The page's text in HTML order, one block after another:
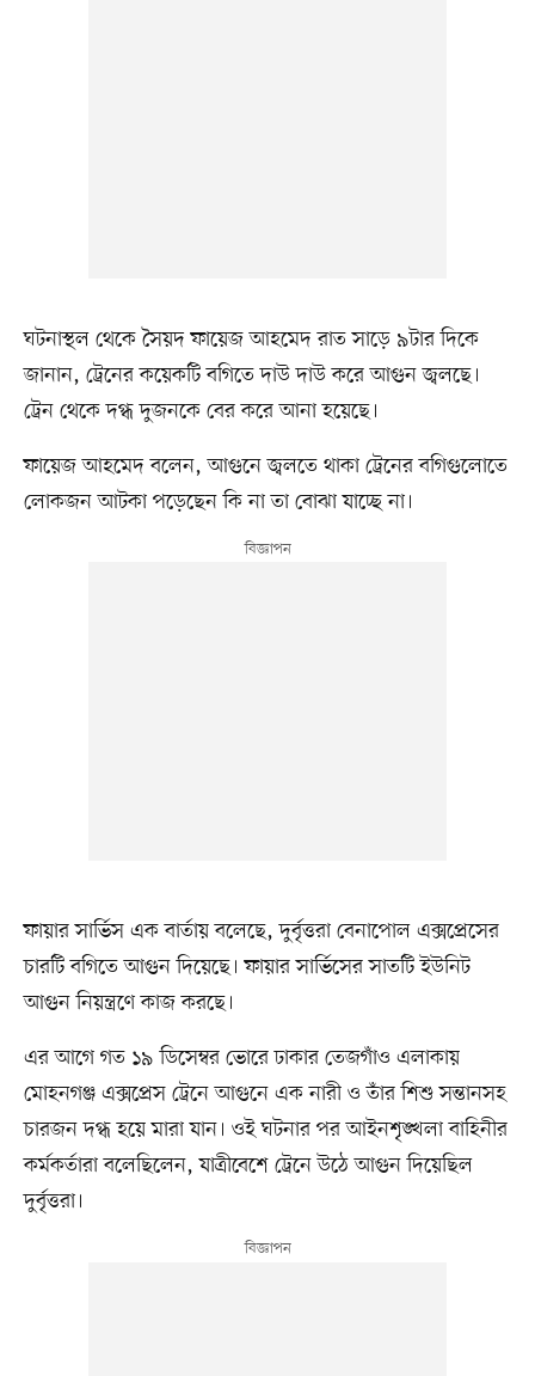
ঘটনাস্থল থেকে সৈয়দ ফায়েজ আহমেদ রাত সাড়ে ৯টার দিকে
জানান, ট্রেনের কয়েকটি বগিতে দাউ দাউ করে আগুন জ্বলছে।
ট্রেন থেকে দগ্ধ দুজনকে বের করে আনা হয়েছে।
ফায়েজ আহমেদ বলেন, আগুনে জ্বলতে থাকা ট্রেনের বগিগুলোতে
লোকজন আটকা পড়েছেন কি না তা বোঝা যাচ্ছে না।
ফায়ার সার্ভিস এক বার্তায় বলেছে, দুর্বৃত্তরা বেনাপোল এক্সপ্রেসের
চারটি বগিতে আগুন দিয়েছে। ফায়ার সার্ভিসের সাতটি ইউনিট
আগুন নিয়ন্ত্রণে কাজ করছে।
এর আগে গত ১৯ ডিসেম্বর ভোরে ঢাকার তেজগাঁও এলাকায়
মোহনগঞ্জ এক্সপ্রেস ট্রেনে আগুনে এক নারী ও তাঁর শিশু সন্তানসহ
চারজন দগ্ধ হয়ে মারা যান। ওই ঘটনার পর আইনশৃঙ্খলা বাহিনীর
কর্মকর্তারা বলেছিলেন, যাত্রীবেশে ট্রেনে উঠে আগুন দিয়েছিল
দুর্বৃত্তরা।